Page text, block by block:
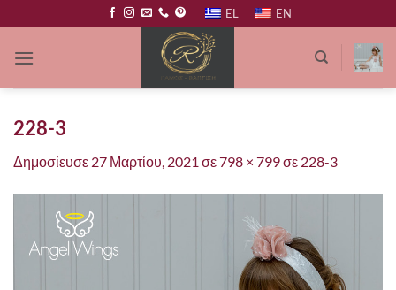
στο
περιεχόμενο
EL EN
228-3
Δημοσίευσε 27 Μαρτίου, 2021 σε798 × 799σε 228-3